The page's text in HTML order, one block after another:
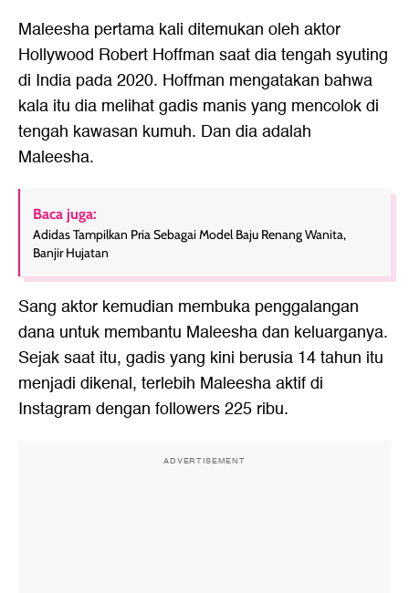
Maleesha pertama kali ditemukan oleh aktor
Hollywood Robert Hoffman saat dia tengah syuting
di India pada 2020. Hoffman mengatakan bahwa
kala itu dia melihat gadis manis yang mencolok di
tengah kawasan kumuh. Dan dia adalah
Maleesha.
Baca juga:
Adidas Tampilkan Pria Sebagai Model Baju Renang Wanita,
Banjir Hujatan
Sang aktor kemudian membuka penggalangan
dana untuk membantu Maleesha dan keluarganya.
Sejak saat itu, gadis yang kini berusia 14 tahun itu
menjadi dikenal, terlebih Maleesha aktif di
Instagram dengan followers 225 ribu.
ADVERTISEMENT